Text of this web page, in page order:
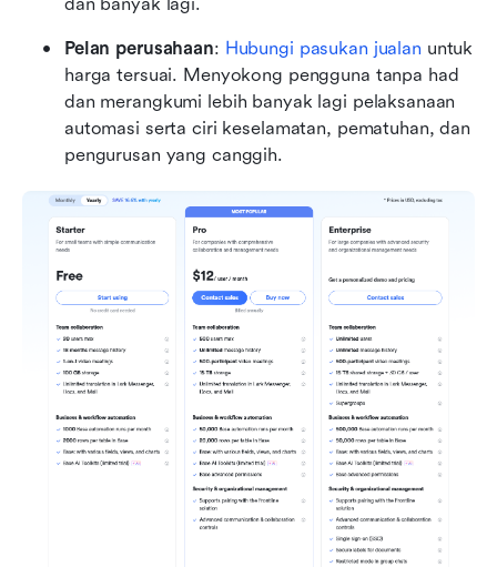
dan banyak lagi.
Pelan perusahaan: Hubungi pasukan jualan untuk
harga tersuai. Menyokong pengguna tanpa had
dan merangkumi lebih banyak lagi pelaksanaan
automasi serta ciri keselamatan, pematuhan, dan
pengurusan yang canggih.